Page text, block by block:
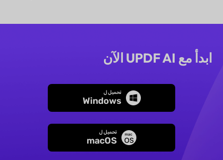
ابدأ مع UPDF AI الآن
تحميل ل
Windows
تحميل ل
macOS